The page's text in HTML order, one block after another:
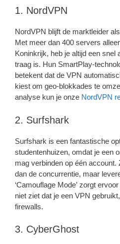
1. NordVPN
NordVPN blijft de marktleider
Met meer dan 400 servers
Koninkrijk, heb je altijd een snel
traag is. Hun SmartPlay-
betekent dat de VPN
kiest om geo-blokkades te
analyse kun je onze NordVPN
2. Surfshark
Surfshark is een fantastische
studentenhuizen, omdat je een
mag verbinden op één
dan de concurrentie, maar
‘Camouflage Mode’ zorgt
niet ziet dat je een VPN
firewalls.
3. CyberGhost